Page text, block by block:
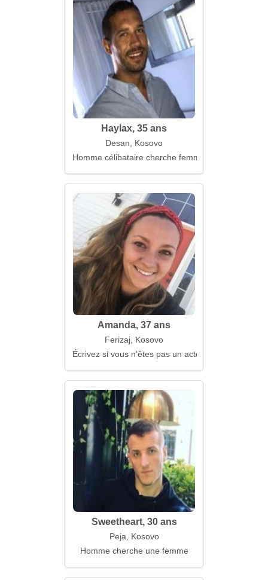
Haylax, 35 ans
Desan, Kosovo
Homme célibataire cherche femme
Amanda, 37 ans
Ferizaj, Kosovo
Écrivez si vous n'êtes pas un acteur
Sweetheart, 30 ans
Peja, Kosovo
Homme cherche une femme